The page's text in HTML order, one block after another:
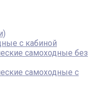
с кабиной
самоходные без
самоходные с